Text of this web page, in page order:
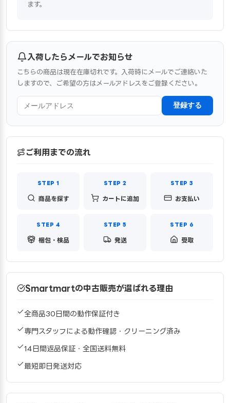
ます。
入荷したらメールでお知らせ
こちらの商品は現在在庫切れです。入荷時にメールでご連絡いた
しますので、ご希望の方はメールアドレスをご登録ください。
登録する
ご利用までの流れ
商品を探す カートに追加 お支払い
梱包・検品 発送 受取
Smartmartの中古販売が選ばれる理由
全商品30日間の動作保証付き
専門スタッフによる動作確認・クリーニング済み
14日間返品保証・全国送料無料
最短即日発送対応